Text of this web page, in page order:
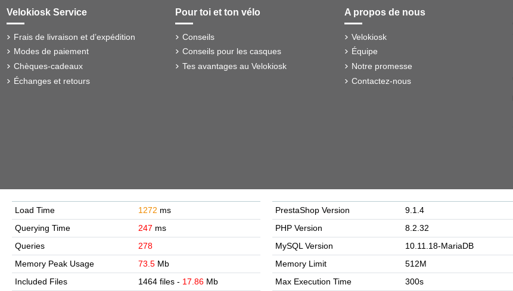
Velokiosk Service
Frais de livraison et d’expédition
Modes de paiement
Chèques-cadeaux
Échanges et retours
Pour toi et ton vélo
Conseils
Conseils pour les casques
Tes avantages au Velokiosk
A propos de nous
Velokiosk
Équipe
Notre promesse
Contactez-nous
Load Time 1272 ms
Querying Time
247 ms
Queries
278
Memory Peak Usage
73.5 Mb
Included Files
1464 files - 17.86 Mb
PrestaShop Version
9.1.4
PHP Version
8.2.32
MySQL Version
10.11.18-MariaDB
Memory Limit
512M
Max Execution Time
300s